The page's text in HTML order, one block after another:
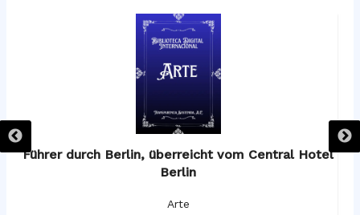
Führer durch Berlin, überreicht vom Central Hotel
Berlin
Arte